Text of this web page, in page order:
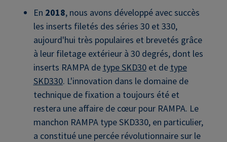
En 2018, nous avons développé avec succès
les inserts filetés des séries 30 et 330,
aujourd'hui très populaires et brevetés grâce
à leur filetage extérieur à 30 degrés, dont les
inserts RAMPA de type SKD30et de type
SKD330. L'innovation dans le domaine de
technique de fixation a toujours été et
restera une affaire de cœur pour RAMPA. Le
manchon RAMPA type SKD330, en particulier,
a constitué une percée révolutionnaire sur le